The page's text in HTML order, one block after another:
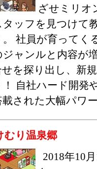
ざせミリオ
タッフを見つけて
。 社員が育ってく
ジャンルと内容が
を探り出し、新
！ 自社ハード開発
載された大幅パワ
むり温泉郷
2018年10